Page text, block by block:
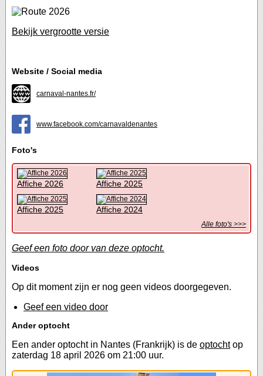
Bekijk vergrootte versie
Website / Social media
carnaval-nantes.fr/
www.facebook.com/carnavaldenantes
Foto's
Affiche 2026 Affiche 2025
Affiche 2025 Affiche 2024
Alle foto's >>>
Geef een foto door van deze optocht.
Videos
Op dit moment zijn er nog geen videos doorgegeven.
Geef een video door
Ander optocht
Een ander optocht in Nantes (Frankrijk) is de optochtop
zaterdag 18 april 2026 om 21:00 uur.